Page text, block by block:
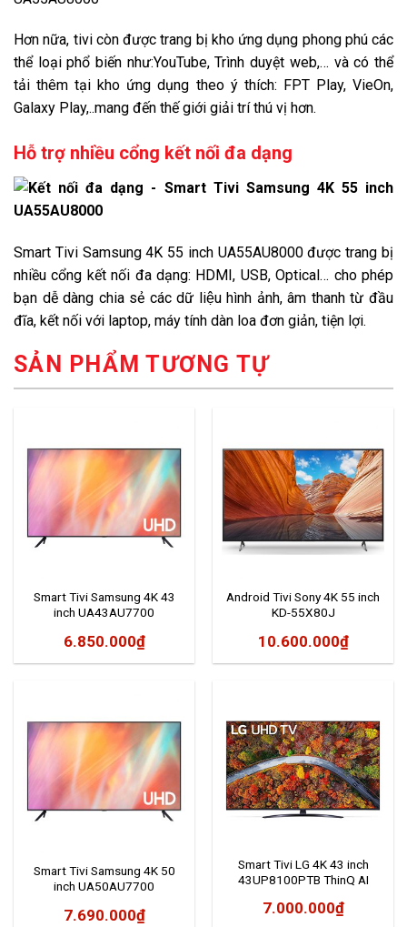
Hơn nữa, tivi còn được trang bị kho ứng dụng phong phú các
thể loại phổ biến như:YouTube, Trình duyệt web,… và có thể
tải thêm tại kho ứng dụng theo ý thích: FPT Play, VieOn,
Galaxy Play,..mang đến thế giới giải trí thú vị hơn.
Hỗ trợ nhiều cổng kết nối đa dạng
Smart Tivi Samsung 4K 55 inch UA55AU8000 được trang bị
nhiều cổng kết nối đa dạng: HDMI, USB, Optical… cho phép
bạn dễ dàng chia sẻ các dữ liệu hình ảnh, âm thanh từ đầu
đĩa, kết nối với laptop, máy tính dàn loa đơn giản, tiện lợi.
SẢN PHẨM TƯƠNG TỰ
Smart Tivi Samsung 4K 43
inch UA43AU7700
6.850.000₫
Android Tivi Sony 4K 55 inch
KD-55X80J
10.600.000₫
Smart Tivi Samsung 4K 50
inch UA50AU7700
7.690.000₫
Smart Tivi LG 4K 43 inch
43UP8100PTB ThinQ AI
7.000.000₫